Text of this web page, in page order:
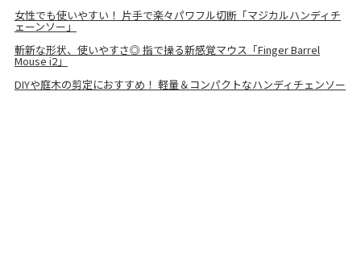
女性でも使いやすい！ 片手で楽々パワフル切断「マジカルハンディチ
ェーンソー」
斬新な形状、使いやすさ◎ 指で操る新感覚マウス「Finger Barrel
Mouse i2」
DIYや庭木の剪定におすすめ！ 軽量＆コンパクトなハンディチェンソー